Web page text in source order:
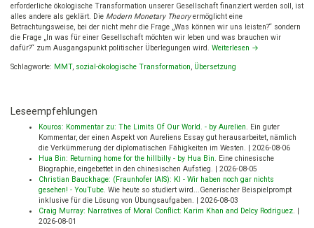
Theory)
and
the
Green
New
erforderliche ökologische Transformation unserer Gesellschaft finanziert werden soll, ist
alles andere als geklärt. Die Modern Monetary Theoryermöglicht eine
Betrachtungsweise, bei der nicht mehr die Frage „Was können wir uns leisten?“ sondern
die Frage „In was für einer Gesellschaft möchten wir leben und was brauchen wir
dafür?“ zum Ausgangspunkt politischer Überlegungen wird. Weiterlesen →
Schlagworte: MMT, sozial-ökologische Transformation, Übersetzung
Leseempfehlungen
Kouros: Kommentar zu: The Limits Of Our World. - by Aurelien. Ein guter
Kommentar, der einen Aspekt von Aureliens Essay gut herausarbeitet, nämlich
die Verkümmerung der diplomatischen Fähigkeiten im Westen.
2026-08-06
Hua Bin: Returning home for the hillbilly - by Hua Bin. Eine chinesische
Biographie, eingebettet in den chinesischen Aufstieg.
2026-08-05
Christian Bauckhage: (Fraunhofer IAIS): KI - Wir haben noch gar nichts
gesehen! - YouTube. Wie heute so studiert wird...Generischer Beispielprompt
inklusive für die Lösung von Übungsaufgaben.
2026-08-03
Craig Murray: Narratives of Moral Conflict: Karim Khan and Delcy Rodriguez.
2026-08-01